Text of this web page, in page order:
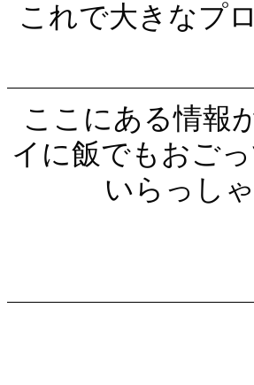
これで大きなプ
ここにある情報
イに飯でもおご
いらっし